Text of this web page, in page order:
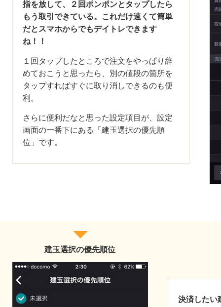
指を放して、２回ポンポンとタップしたら
もう取引できている。これだけ速くて簡単
だとスマホからでもデイトレできます
ね！！
１回タップしたところで注文をやっぱり辞
めておこうと思ったら、別の値段の箇所を
タップすればすぐに取り消しできるのも便
利。
さらに便利だなと思った設定項目が、設定
画面の一番下にある「建玉選択の優先順
位」です。
建玉選択の優先順位
決済したい